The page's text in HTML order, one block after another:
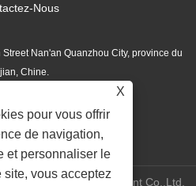
Nous
Nan'an Quanzhou City, province du
Chine.
tech.com
Automation Equipment Co.,Ltd.
X
pour vous offrir
de navigation,
et personnaliser le
vous acceptez